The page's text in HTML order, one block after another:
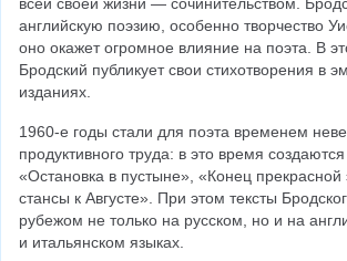
английскую поэзию, особенно творчество
оно окажет огромное влияние на поэта. В
Бродский публикует свои стихотворения в
изданиях.
1960-е годы стали для поэта временем
продуктивного труда: в это время
«Остановка в пустыне», «Конец
стансы к Августе». При этом тексты
рубежом не только на русском, но и на
и итальянском языках.